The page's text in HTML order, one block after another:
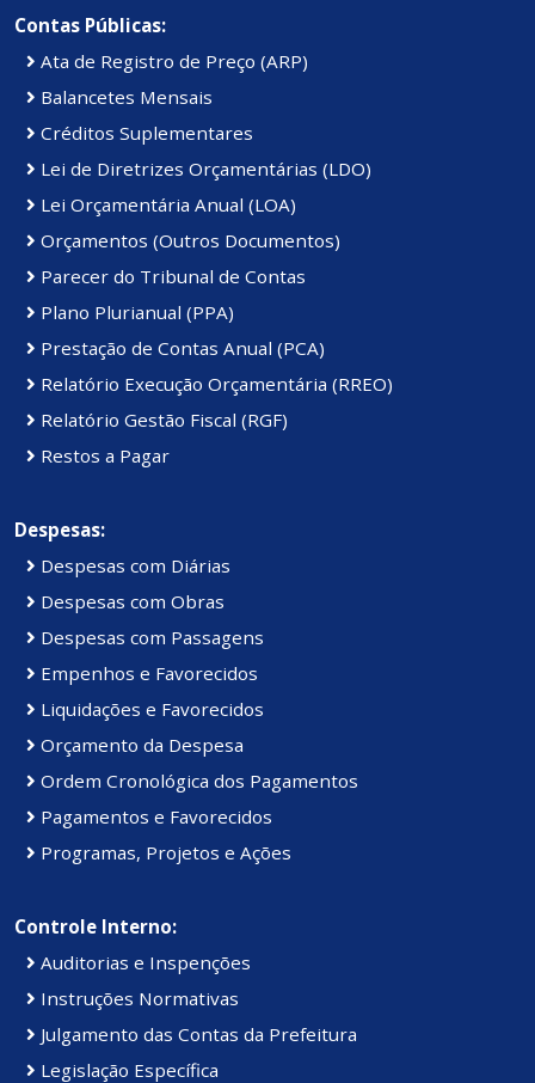
Contas Públicas:
Ata de Registro de Preço (ARP)
Balancetes Mensais
Créditos Suplementares
Lei de Diretrizes Orçamentárias (LDO)
Lei Orçamentária Anual (LOA)
Orçamentos (Outros Documentos)
Parecer do Tribunal de Contas
Plano Plurianual (PPA)
Prestação de Contas Anual (PCA)
Relatório Execução Orçamentária (RREO)
Relatório Gestão Fiscal (RGF)
Restos a Pagar
Despesas:
Despesas com Diárias
Despesas com Obras
Despesas com Passagens
Empenhos e Favorecidos
Liquidações e Favorecidos
Orçamento da Despesa
Ordem Cronológica dos Pagamentos
Pagamentos e Favorecidos
Programas, Projetos e Ações
Controle Interno:
Auditorias e Inspenções
Instruções Normativas
Julgamento das Contas da Prefeitura
Legislação Específica